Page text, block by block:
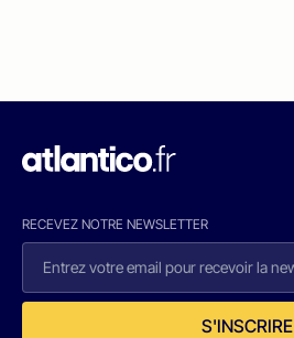
RECEVEZ NOTRE NEWSLETTER
S'INSCRIRE